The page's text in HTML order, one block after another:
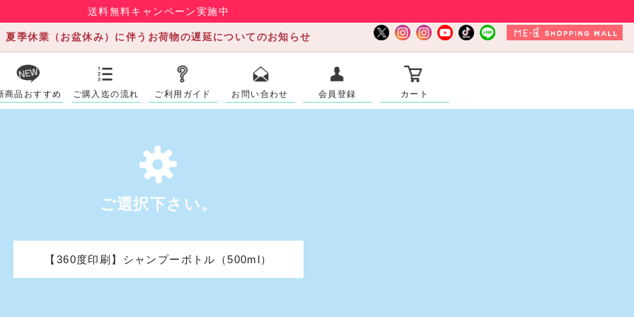
送料無料キャンペーン実施中
夏季休業（お盆休み）に伴うお荷物の遅延についてのお知らせ
商品おすすめ ご購入迄の流れ ご利用ガイド お問い合わせ 会員登録 カート
ご選択下さい。
【360度印刷】シャンプーボトル（500ml）